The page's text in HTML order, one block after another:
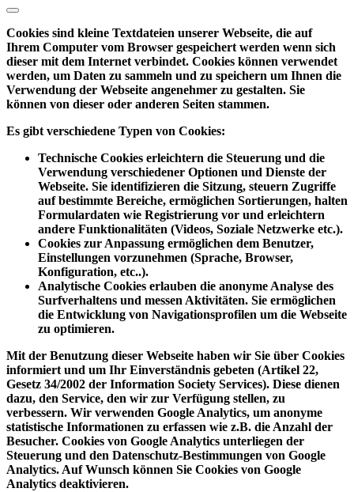
Cookies sind kleine Textdateien unserer Webseite, die auf
Ihrem Computer vom Browser gespeichert werden wenn sich
dieser mit dem Internet verbindet. Cookies können verwendet
werden, um Daten zu sammeln und zu speichern um Ihnen die
Verwendung der Webseite angenehmer zu gestalten. Sie
können von dieser oder anderen Seiten stammen.
Es gibt verschiedene Typen von Cookies:
Technische Cookies erleichtern die Steuerung und die
Verwendung verschiedener Optionen und Dienste der
Webseite. Sie identifizieren die Sitzung, steuern Zugriffe
auf bestimmte Bereiche, ermöglichen Sortierungen, halten
Formulardaten wie Registrierung vor und erleichtern
andere Funktionalitäten (Videos, Soziale Netzwerke etc.).
Cookies zur Anpassung ermöglichen dem Benutzer,
Einstellungen vorzunehmen (Sprache, Browser,
Konfiguration, etc..).
Analytische Cookies erlauben die anonyme Analyse des
Surfverhaltens und messen Aktivitäten. Sie ermöglichen
die Entwicklung von Navigationsprofilen um die Webseite
zu optimieren.
Mit der Benutzung dieser Webseite haben wir Sie über Cookies
informiert und um Ihr Einverständnis gebeten (Artikel 22,
Gesetz 34/2002 der Information Society Services). Diese dienen
dazu, den Service, den wir zur Verfügung stellen, zu
verbessern. Wir verwenden Google Analytics, um anonyme
statistische Informationen zu erfassen wie z.B. die Anzahl der
Besucher. Cookies von Google Analytics unterliegen der
Steuerung und den Datenschutz-Bestimmungen von Google
Analytics. Auf Wunsch können Sie Cookies von Google
Analytics deaktivieren.